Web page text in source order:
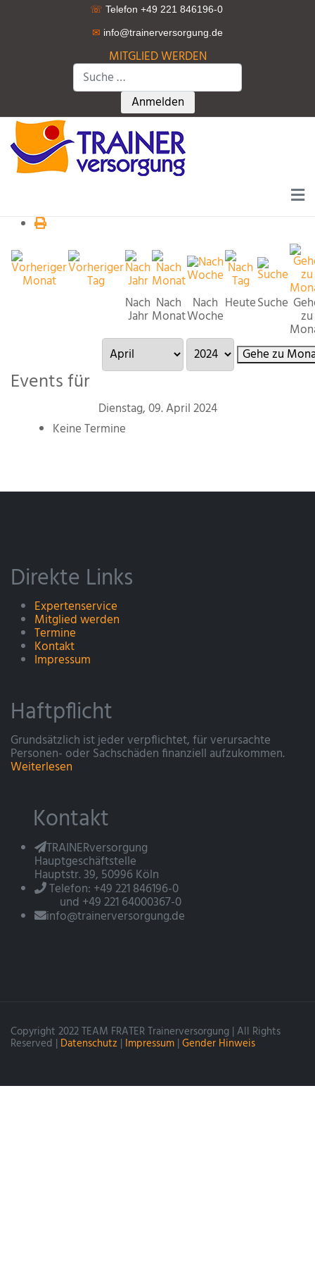
☏ Telefon +49 221 846196-0
✉ info@trainerversorgung.de
MITGLIED WERDEN
Suchen
Type 2 or more characters for
Anmelden
Nach
Jahr
Nach
Monat
Nach
Woche
HeuteSuche
zu
Gehe zu
Events für
Dienstag, 09. April 2024
Keine Termine
Direkte Links
Expertenservice
Mitglied werden
Termine
Kontakt
Impressum
Haftpflicht
Grundsätzlich ist jeder verpflichtet, für verursachte
Personen- oder Sachschäden finanziell aufzukommen.
Weiterlesen
Kontakt
TRAINERversorgung
Hauptgeschäftstelle
Hauptstr. 39, 50996 Köln
Telefon: +49 221 846196-0
und +49 221 64000367-0
info@trainerversorgung.de
Copyright 2022 TEAM FRATER Trainerversorgung | All Rights
Reserved | Datenschutz | Impressum | Gender Hinweis